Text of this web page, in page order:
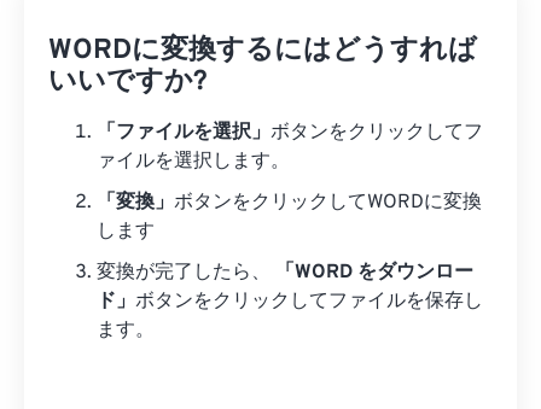
WORDに変換するにはどうすれば
いいですか?
「ファイルを選択」 ボタンをクリックしてフ
ァイルを選択します。
「変換」 ボタンをクリックしてWORDに変換
します
変換が完了したら、
「WORD をダウンロー
ド」 ボタンをクリックしてファイルを保存し
ます。